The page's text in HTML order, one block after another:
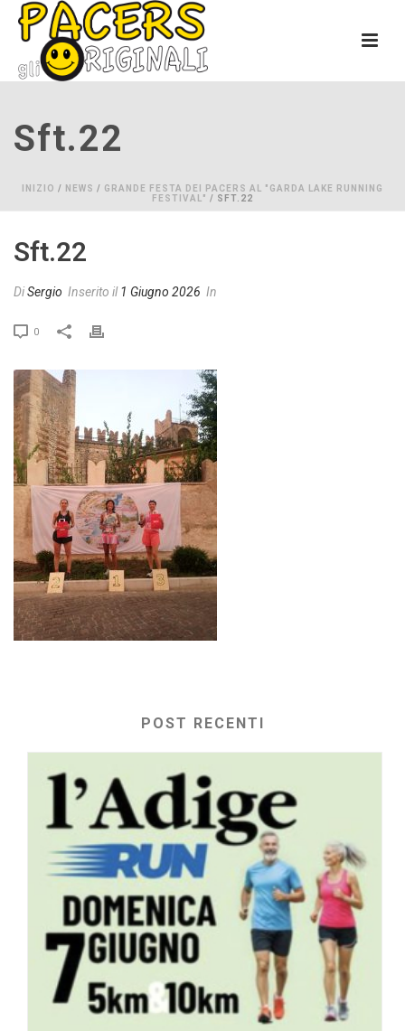
Sft.22
INIZIO / NEWS / GRANDE FESTA DEI PACERS AL "GARDA LAKE RUNNING
FESTIVAL" / SFT.22
Sft.22
DiSergio Inserito il1 Giugno 2026 In
0
POST RECENTI